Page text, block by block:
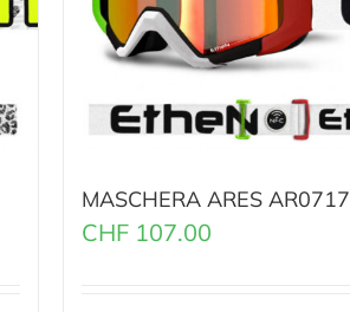
MASCHERA ARES AR0717
CHF107.00